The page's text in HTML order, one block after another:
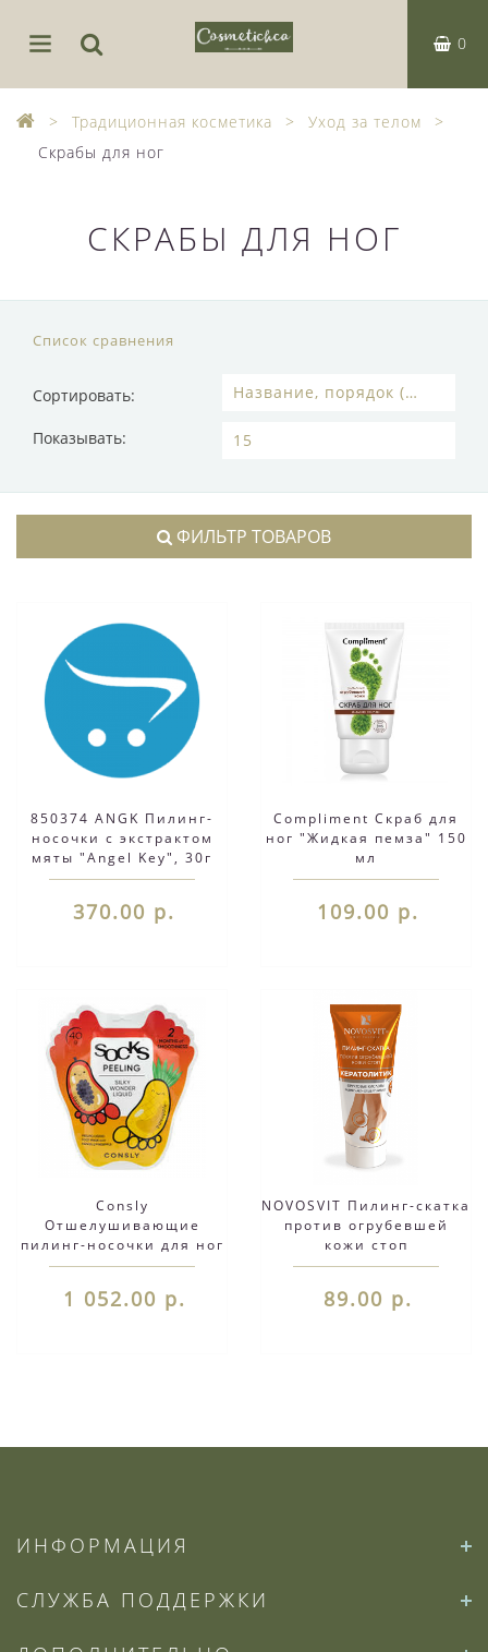
0
Традиционная косметика
Уход за телом
Скрабы для ног
СКРАБЫ ДЛЯ НОГ
Список сравнения
Сортировать:
Показывать:
ФИЛЬТР ТОВАРОВ
850374 ANGK Пилинг-
носочки с экстрактом
мяты "Angel Key", 30г
370.00 р.
Compliment Скраб для
ног "Жидкая пемза" 150
мл
109.00 р.
Consly
Отшелушивающие
пилинг-носочки для ног
Silky Wonder с
ананаса, 40 г.
1 052.00 р.
NOVOSVIT Пилинг-скатка
против огрубевшей
кожи стоп
"Кератолитик" 75 мл
89.00 р.
ИНФОРМАЦИЯ
СЛУЖБА ПОДДЕРЖКИ